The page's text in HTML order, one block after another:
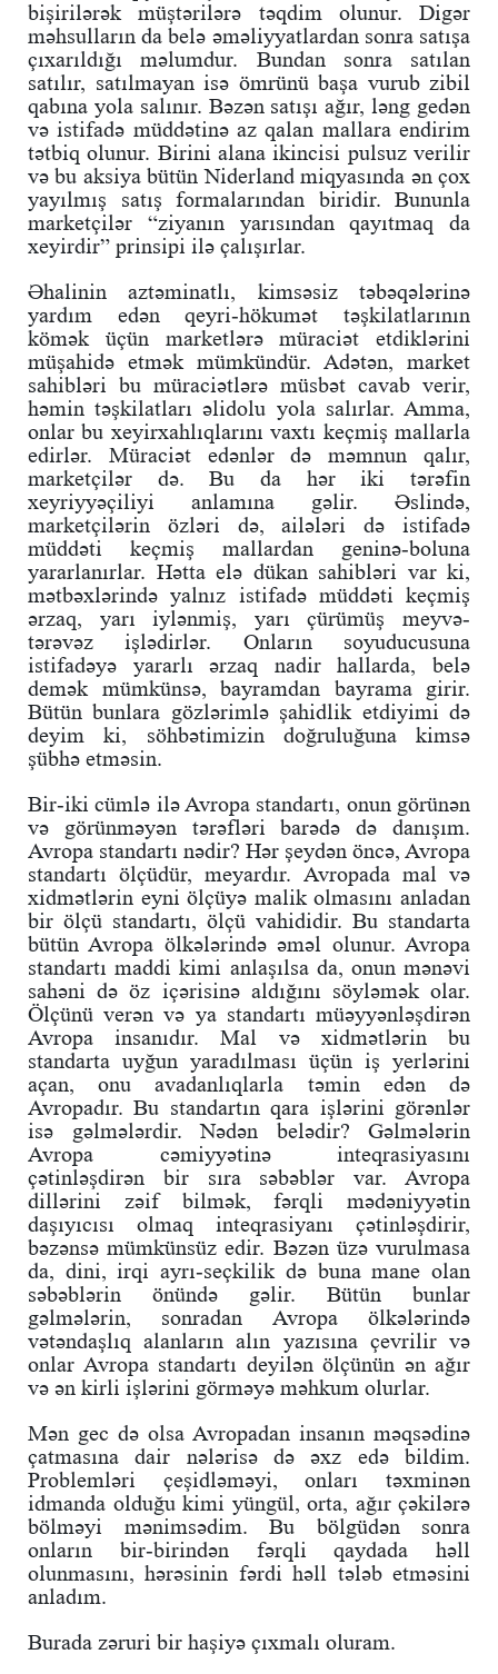
bişirilərək müştərilərə təqdim olunur. Digər
məhsulların da belə əməliyyatlardan sonra satışa
çıxarıldığı məlumdur. Bundan sonra satılan
satılır, satılmayan isə ömrünü başa vurub zibil
qabına yola salınır. Bəzən satışı ağır, ləng gedən
və istifadə müddətinə az qalan mallara endirim
tətbiq olunur. Birini alana ikincisi pulsuz verilir
və bu aksiya bütün Niderland miqyasında ən çox
yayılmış satış formalarından biridir. Bununla
marketçilər “ziyanın yarısından qayıtmaq da
xeyirdir” prinsipi ilə çalışırlar.
Əhalinin aztəminatlı, kimsəsiz təbəqələrinə
yardım edən qeyri-hökumət təşkilatlarının
kömək üçün marketlərə müraciət etdiklərini
müşahidə etmək mümkündür. Adətən, market
sahibləri bu müraciətlərə müsbət cavab verir,
həmin təşkilatları əlidolu yola salırlar. Amma,
onlar bu xeyirxahlıqlarını vaxtı keçmiş mallarla
edirlər. Müraciət edənlər də məmnun qalır,
marketçilər də. Bu da hər iki tərəfin
xeyriyyəçiliyi anlamına gəlir. Əslində,
marketçilərin özləri də, ailələri də istifadə
müddəti keçmiş mallardan geninə-boluna
yararlanırlar. Hətta elə dükan sahibləri var ki,
mətbəxlərində yalnız istifadə müddəti keçmiş
ərzaq, yarı iylənmiş, yarı çürümüş meyvə-
tərəvəz işlədirlər. Onların soyuducusuna
istifadəyə yararlı ərzaq nadir hallarda, belə
demək mümkünsə, bayramdan bayrama girir.
Bütün bunlara gözlərimlə şahidlik etdiyimi də
deyim ki, söhbətimizin doğruluğuna kimsə
şübhə etməsin.
Bir-iki cümlə ilə Avropa standartı, onun görünən
və görünməyən tərəfləri barədə də danışım.
Avropa standartı nədir? Hər şeydən öncə, Avropa
standartı ölçüdür, meyardır. Avropada mal və
xidmətlərin eyni ölçüyə malik olmasını anladan
bir ölçü standartı, ölçü vahididir. Bu standarta
bütün Avropa ölkələrində əməl olunur. Avropa
standartı maddi kimi anlaşılsa da, onun mənəvi
sahəni də öz içərisinə aldığını söyləmək olar.
Ölçünü verən və ya standartı müəyyənləşdirən
Avropa insanıdır. Mal və xidmətlərin bu
standarta uyğun yaradılması üçün iş yerlərini
açan, onu avadanlıqlarla təmin edən də
Avropadır. Bu standartın qara işlərini görənlər
isə gəlmələrdir. Nədən belədir? Gəlmələrin
Avropa cəmiyyətinə inteqrasiyasını
çətinləşdirən bir sıra səbəblər var. Avropa
dillərini zəif bilmək, fərqli mədəniyyətin
daşıyıcısı olmaq inteqrasiyanı çətinləşdirir,
bəzənsə mümkünsüz edir. Bəzən üzə vurulmasa
da, dini, irqi ayrı-seçkilik də buna mane olan
səbəblərin önündə gəlir. Bütün bunlar
gəlmələrin, sonradan Avropa ölkələrində
vətəndaşlıq alanların alın yazısına çevrilir və
onlar Avropa standartı deyilən ölçünün ən ağır
və ən kirli işlərini görməyə məhkum olurlar.
Mən gec də olsa Avropadan insanın məqsədinə
çatmasına dair nələrisə də əxz edə bildim.
Problemləri çeşidləməyi, onları təxminən
idmanda olduğu kimi yüngül, orta, ağır çəkilərə
bölməyi mənimsədim. Bu bölgüdən sonra
onların bir-birindən fərqli qaydada həll
olunmasını, hərəsinin fərdi həll tələb etməsini
anladım.
Burada zəruri bir haşiyə çıxmalı oluram.